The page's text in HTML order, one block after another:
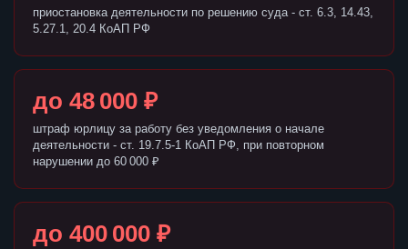
приостановка деятельности по решению суда - ст. 6.3, 14.43,
5.27.1, 20.4 КоАП РФ
до 48 000 ₽
штраф юрлицу за работу без уведомления о начале
деятельности - ст. 19.7.5-1 КоАП РФ, при повторном
нарушении до 60 000 ₽
до 400 000 ₽